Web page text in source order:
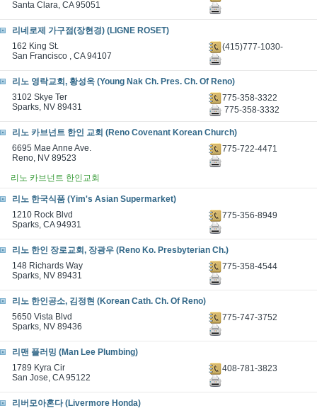
Santa Clara, CA 95051
리네로제 가구점(장현경) (LIGNE ROSET)
162 King St.
San Francisco , CA 94107
(415)777-1030-
리노 영락교회, 황성옥 (Young Nak Ch. Pres. Ch. Of Reno)
3102 Skye Ter
Sparks, NV 89431
775-358-3322
775-358-3332
리노 카브넌트 한인 교회 (Reno Covenant Korean Church)
6695 Mae Anne Ave.
Reno, NV 89523
775-722-4471
리노 카브넌트 한인교회
리노 한국식품 (Yim's Asian Supermarket)
1210 Rock Blvd
Sparks, CA 94931
775-356-8949
리노 한인 장로교회, 장광우 (Reno Ko. Presbyterian Ch.)
148 Richards Way
Sparks, NV 89431
775-358-4544
리노 한인공소, 김정현 (Korean Cath. Ch. Of Reno)
5650 Vista Blvd
Sparks, NV 89436
775-747-3752
리맨 플러밍 (Man Lee Plumbing)
1789 Kyra Cir
San Jose, CA 95122
408-781-3823
리버모아혼다 (Livermore Honda)